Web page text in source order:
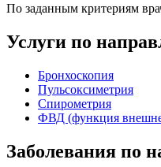
По заданным критериям
Услуги по
Бронхоскопия
Пульсоксиметрия
Спирометрия
ФВД (функция
Заболевания по